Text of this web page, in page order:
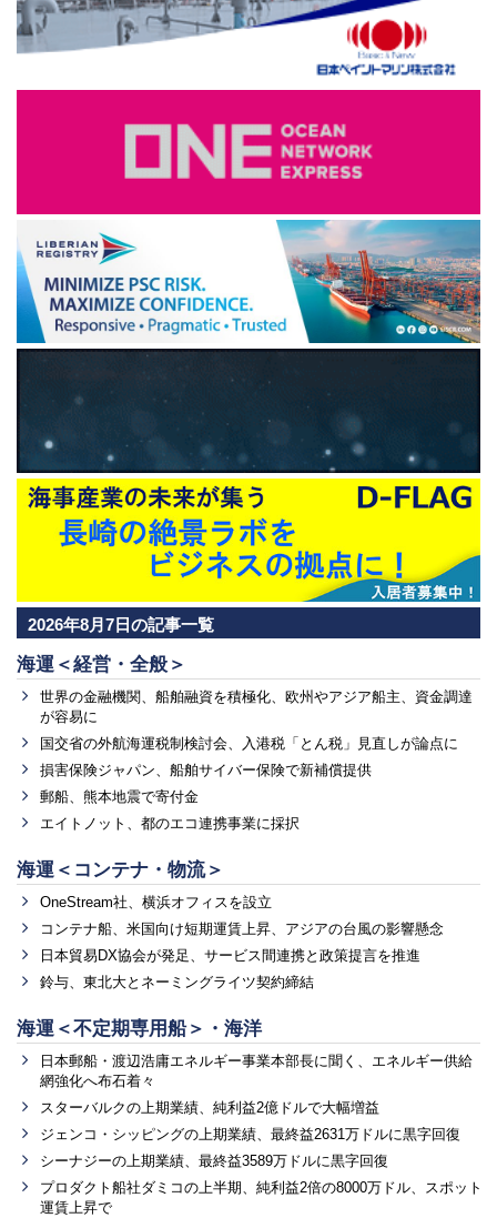
2026年8月7日の記事一覧
海運＜経営・全般＞
世界の金融機関、船舶融資を積極化、欧州やアジア船主、資金調達
が容易に
国交省の外航海運税制検討会、入港税「とん税」見直しが論点に
損害保険ジャパン、船舶サイバー保険で新補償提供
郵船、熊本地震で寄付金
エイトノット、都のエコ連携事業に採択
海運＜コンテナ・物流＞
OneStream社、横浜オフィスを設立
コンテナ船、米国向け短期運賃上昇、アジアの台風の影響懸念
日本貿易DX協会が発足、サービス間連携と政策提言を推進
鈴与、東北大とネーミングライツ契約締結
海運＜不定期専用船＞・海洋
日本郵船・渡辺浩庸エネルギー事業本部長に聞く、エネルギー供給
網強化へ布石着々
スターバルクの上期業績、純利益2億ドルで大幅増益
ジェンコ・シッピングの上期業績、最終益2631万ドルに黒字回復
シーナジーの上期業績、最終益3589万ドルに黒字回復
プロダクト船社ダミコの上半期、純利益2倍の8000万ドル、スポット
運賃上昇で